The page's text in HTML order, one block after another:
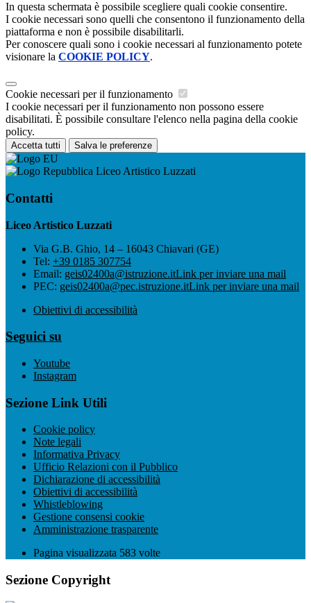
In questa schermata è possibile scegliere quali cookie consentire.
I cookie necessari sono quelli che consentono il funzionamento della
piattaforma e non è possibile disabilitarli.
Per conoscere quali sono i cookie necessari al funzionamento potete
visionare la COOKIE POLICY.
Cookie necessari per il funzionamento
I cookie necessari per il funzionamento non possono essere
disabilitati. È possibile consultare l'elenco nella pagina della cookie
policy.
Accetta tutti Salva le preferenze
Liceo Artistico Luzzati
Contatti
Liceo Artistico Luzzati
Via G.B. Ghio, 14 – 16043 Chiavari (GE)
Tel: +39 0185 307754
Email: geis02400a@istruzione.itLink per inviare una mail
PEC: geis02400a@pec.istruzione.itLink per inviare una mail
Obiettivi di accessibilità
Seguici su
Youtube
Instagram
Sezione Link Utili
Cookie policy
Note legali
Informativa Privacy
Ufficio Relazioni con il Pubblico
Dichiarazione di accessibilità
Obiettivi di accessibilità
Whistleblowing
Gestione consensi cookie
Amministrazione trasparente
Pagina visualizzata 583 volte
Sezione Copyright